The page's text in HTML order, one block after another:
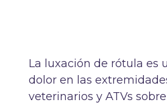
La luxación de rótula es
dolor en las
veterinarios y ATVs